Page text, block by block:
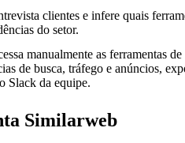
clientes e infere quais
do setor.
manualmente as ferramentas
de busca, tráfego e anúncios,
Slack da equipe.
Similarweb